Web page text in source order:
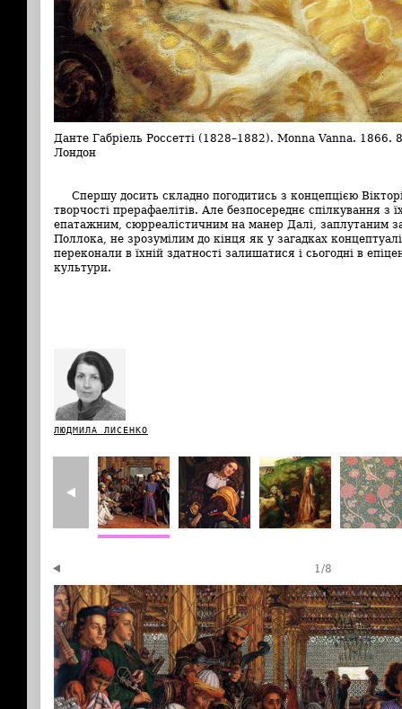
Данте Габріель Россетті (1828–1882). Monna Vanna.
Лондон
Спершу досить складно погодитись з концепцією
творчості прерафаелітів. Але безпосереднє спілкування з
епатажним, сюрреалістичним на манер Далі, заплутаним
Поллока, не зрозумілим до кінця як у загадках
переконали в їхній здатності залишатися і сьогодні в
культури.
ЛЮДМИЛА ЛИСЕНКО
1/8